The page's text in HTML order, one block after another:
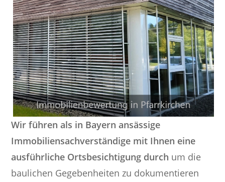
Wir führen als in Bayern ansässige
Immobiliensachverständige mit Ihnen eine
ausführliche Ortsbesichtigung durch um die
baulichen Gegebenheiten zu dokumentieren